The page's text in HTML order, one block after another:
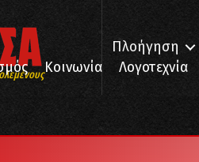
Πλοήγηση
Κοινωνία Λογοτεχνία